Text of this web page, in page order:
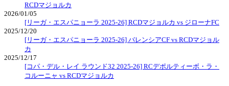
RCDマジョルカ
2026/01/05
[リーガ・エスパニョーラ 2025-26] RCDマジョルカ vs ジローナFC
2025/12/20
[リーガ・エスパニョーラ 2025-26] バレンシアCF vs RCDマジョル
カ
2025/12/17
[コパ・デル・レイ ラウンド32 2025-26] RCデポルティーボ・ラ・
コルーニャ vs RCDマジョルカ